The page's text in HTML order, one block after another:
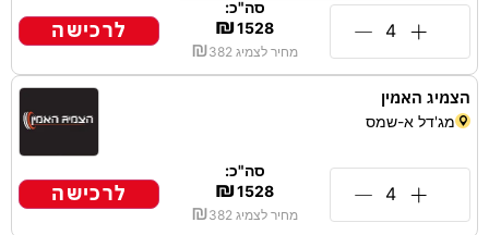
סה"כ:
₪1528
מחיר לצמיג ₪382
לרכישה
הצמיג האמין
מג'דל א-שמס
סה"כ:
₪1528
מחיר לצמיג ₪382
לרכישה